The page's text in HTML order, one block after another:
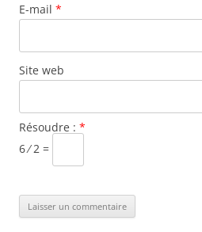
E-mail *
Site web
Résoudre : *
6 ⁄ 2 =